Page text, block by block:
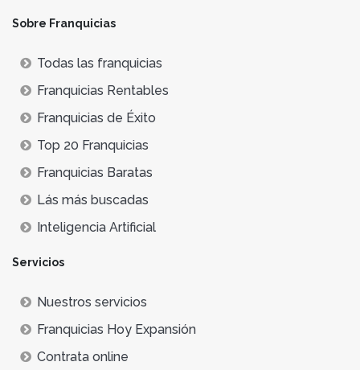
Sobre Franquicias
Todas las franquicias
Franquicias Rentables
Franquicias de Éxito
Top 20 Franquicias
Franquicias Baratas
Lás más buscadas
Inteligencia Artificial
Servicios
Nuestros servicios
Franquicias Hoy Expansión
Contrata online